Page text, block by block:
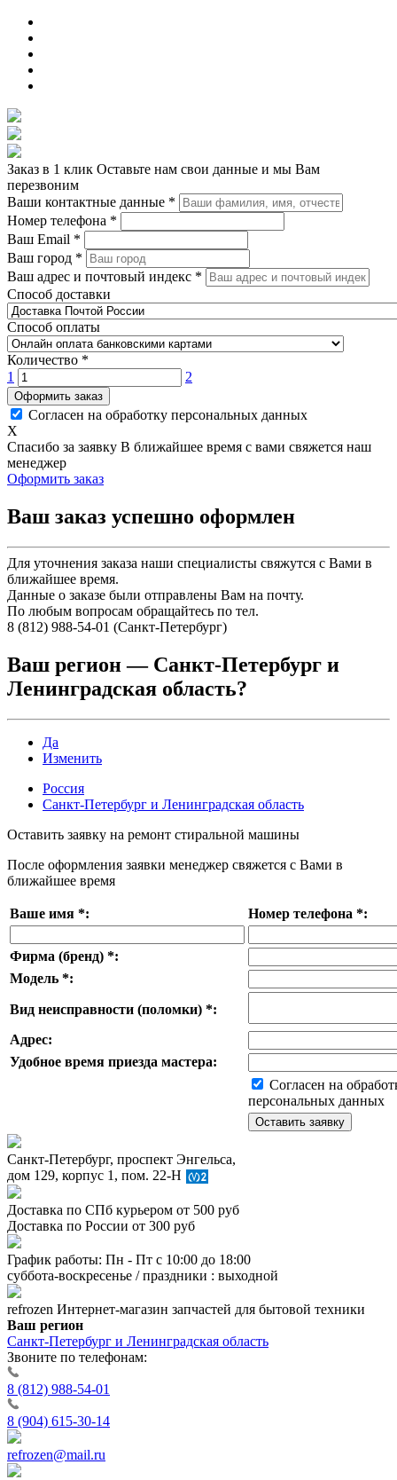
Заказ в 1 клик Оставьте нам свои данные и мы Вам
перезвоним
Ваши контактные данные *
Номер телефона *
Ваш Email *
Ваш город *
Ваш адрес и почтовый индекс *
Способ доставки
Способ оплаты
Количество *
1
2
Оформить заказ
Согласен на обработку персональных данных
X
Спасибо за заявку В ближайшее время с вами свяжется наш
менеджер
Оформить заказ
Ваш заказ успешно оформлен
Для уточнения заказа наши специалисты свяжутся с Вами в
ближайшее время.
Данные о заказе были отправлены Вам на почту.
По любым вопросам обращайтесь по тел.
8 (812) 988-54-01 (Санкт-Петербург)
Ваш регион — Санкт-Петербург и
Ленинградская область?
Да
Изменить
Россия
Санкт-Петербург и Ленинградская область
Оставить заявку на ремонт стиральной машины
После оформления заявки менеджер свяжется с Вами в
ближайшее время
Ваше имя *: Номер телефона *:
Фирма (бренд) *:
Модель *:
Вид неисправности (поломки) *:
Адрес:
Удобное время приезда мастера:
Согласен на
персональных данных
Санкт-Петербург, проспект Энгельса,
дом 129, корпус 1, пом. 22-Н
Доставка по СПб курьером от 500 руб
Доставка по России от 300 руб
График работы: Пн - Пт с 10:00 до 18:00
суббота-воскресенье / праздники : выходной
refrozen Интернет-магазин запчастей для бытовой техники
Ваш регион
Санкт-Петербург и Ленинградская область
Звоните по телефонам:
8 (812) 988-54-01
8 (904) 615-30-14
refrozen@mail.ru